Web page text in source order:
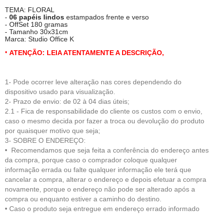
TEMA: FLORAL
- 06 papéis lindos estampados frente e verso
- OffSet 180 gramas
- Tamanho 30x31cm
Marca: Studio Office K
• ATENÇÃO: LEIA ATENTAMENTE A DESCRIÇÃO,
1- Pode ocorrer leve alteração nas cores dependendo do
dispositivo usado para visualização.
2- Prazo de envio: de 02 à 04 dias úteis;
2.1 - Fica de responsabilidade do cliente os custos com o envio,
caso o mesmo decida por fazer a troca ou devolução do produto
por quaisquer motivo que seja;
3- SOBRE O ENDEREÇO:
• Recomendamos que seja feita a conferência do endereço antes
da compra, porque caso o comprador coloque qualquer
informação errada ou falte qualquer informação ele terá que
cancelar a compra, alterar o endereço e depois efetuar a compra
novamente, porque o endereço não pode ser alterado após a
compra ou enquanto estiver a caminho do destino.
• Caso o produto seja entregue em endereço errado informado